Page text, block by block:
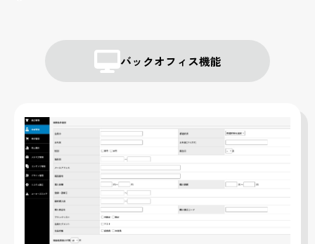
バックオフィス機能